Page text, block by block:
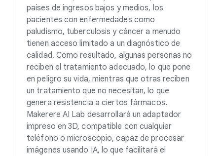
países de ingresos bajos y medios, los
pacientes con enfermedades como
paludismo, tuberculosis y cáncer a menudo
tienen acceso limitado a un diagnóstico de
calidad. Como resultado, algunas personas no
reciben el tratamiento adecuado, lo que pone
en peligro su vida, mientras que otras reciben
un tratamiento que no necesitan, lo que
genera resistencia a ciertos fármacos.
Makerere AI Lab desarrollará un adaptador
impreso en 3D, compatible con cualquier
teléfono o microscopio, capaz de procesar
imágenes usando IA, lo que facilitará el